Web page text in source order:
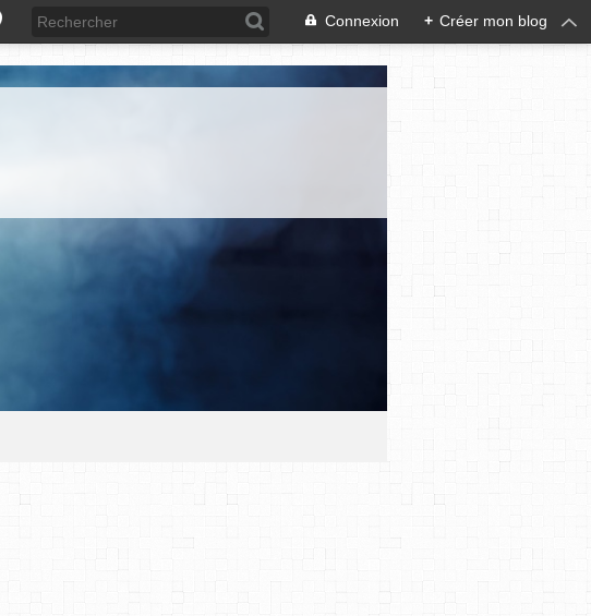
Connexion + Créer mon blog